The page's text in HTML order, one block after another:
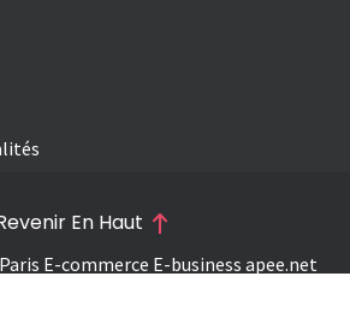
E-commerce E-business apee.net
En Haut